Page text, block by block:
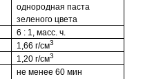
однородная паста
зеленого цвета
6 : 1, масс. ч.
1,66 г/см3
1,20 г/см3
не менее 60 мин